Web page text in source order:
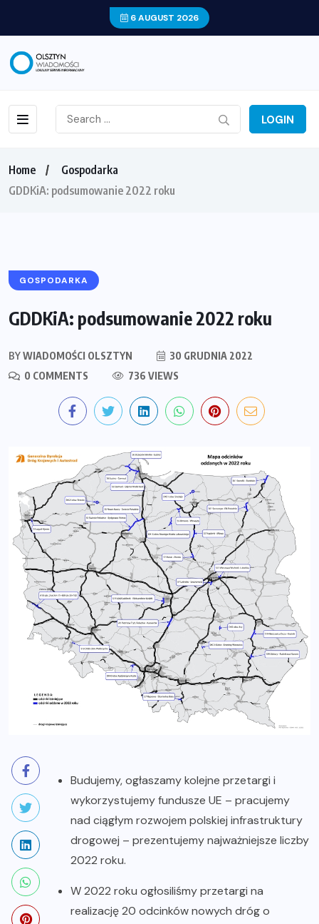
6 AUGUST 2026
LOGIN
Home
Gospodarka
GDDKiA: podsumowanie 2022 roku
GOSPODARKA
GDDKiA: podsumowanie 2022 roku
BYWIADOMOŚCI OLSZTYN
30 GRUDNIA 2022
0 COMMENTS
736 VIEWS
Budujemy, ogłaszamy kolejne przetargi i
wykorzystujemy fundusze UE – pracujemy
nad ciągłym rozwojem polskiej infrastruktury
drogowej – prezentujemy najważniejsze liczby
2022 roku.
W 2022 roku ogłosiliśmy przetargi na
realizację 20 odcinków nowych dróg o